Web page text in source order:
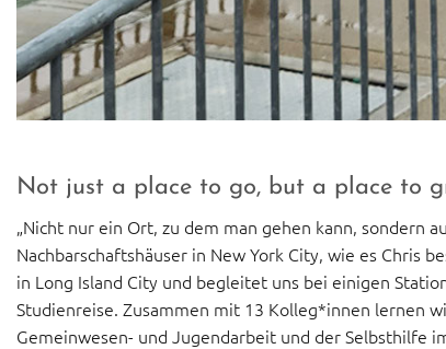
Not just a place to go, but a place to
„Nicht nur ein Ort, zu dem man gehen kann, sondern
Nachbarschaftshäuser in New York City, wie es Chris
in Long Island City und begleitet uns bei einigen
Studienreise. Zusammen mit 13 Kolleg*innen lernen
Gemeinwesen- und Jugendarbeit und der Selbsthilfe